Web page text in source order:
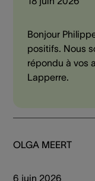
Bonjour
positifs. Nous
répondu à vos
Lapperre.
OLGA MEERT
6 juin 2026